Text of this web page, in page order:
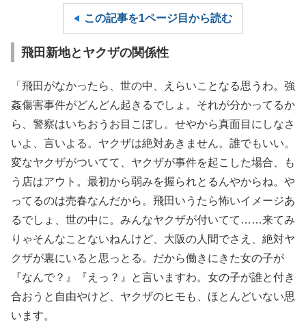
この記事を1ページ目から読む
飛田新地とヤクザの関係性
「飛田がなかったら、世の中、えらいことなる思うわ。強
姦傷害事件がどんどん起きるでしょ。それが分かってるか
ら、警察はいちおうお目こぼし。せやから真面目にしなさ
いよ、言いよる。ヤクザは絶対あきません。誰でもいい。
変なヤクザがついてて、ヤクザが事件を起こした場合、も
う店はアウト。最初から弱みを握られとるんやからね。や
ってるのは売春なんだから。飛田いうたら怖いイメージあ
るでしょ、世の中に。みんなヤクザが付いてて……来てみ
りゃそんなことないねんけど、大阪の人間でさえ、絶対ヤ
クザが裏にいると思っとる。だから働きにきた女の子が
『なんで？』『えっ？』と言いますわ。女の子が誰と付き
合おうと自由やけど、ヤクザのヒモも、ほとんどいない思
います。